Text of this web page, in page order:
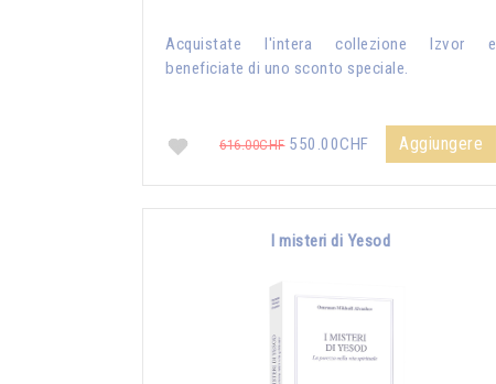
Acquistate l'intera collezione Izvor e
beneficiate di uno sconto speciale.
616.00CHF550.00CHF Aggiungere
I misteri di Yesod